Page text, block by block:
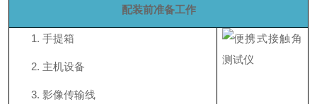
配装前准备工作
1. 手提箱
2. 主机设备
3. 影像传输线